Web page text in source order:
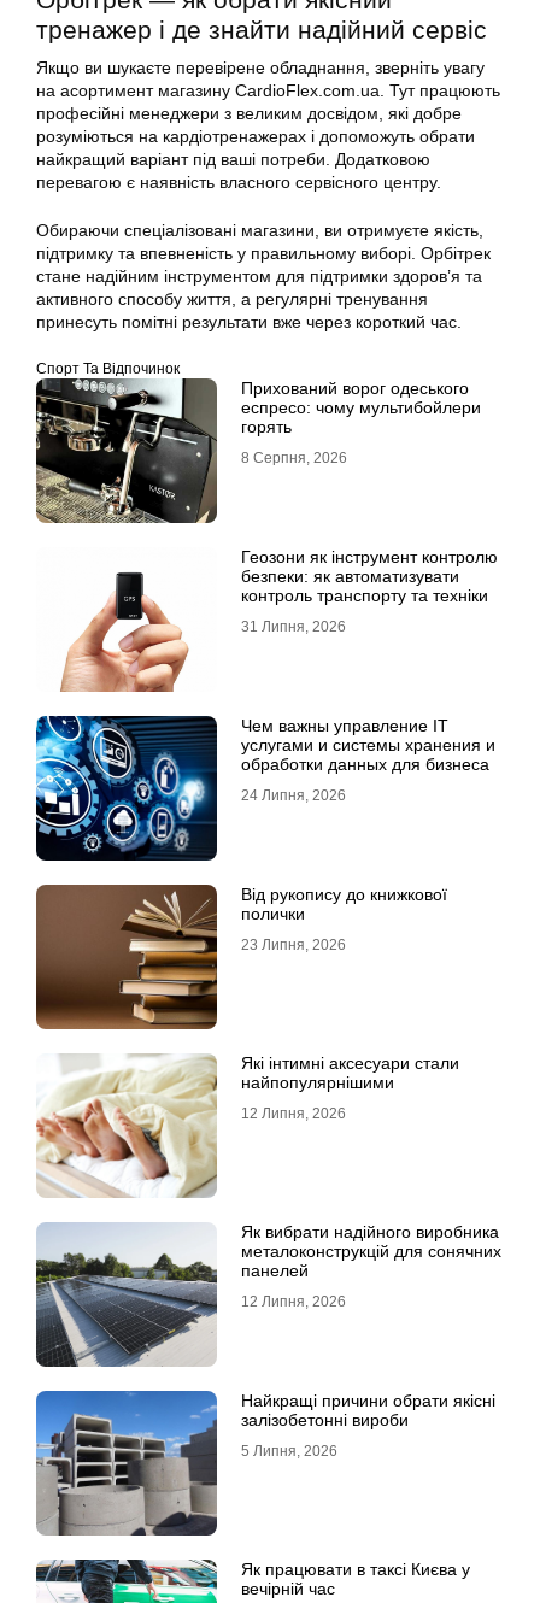
тренажер і де знайти надійний сервіс
Якщо ви шукаєте перевірене обладнання, зверніть увагу
на асортимент магазину CardioFlex.com.ua. Тут працюють
професійні менеджери з великим досвідом, які добре
розуміються на кардіотренажерах і допоможуть обрати
найкращий варіант під ваші потреби. Додатковою
перевагою є наявність власного сервісного центру.
Обираючи спеціалізовані магазини, ви отримуєте якість,
підтримку та впевненість у правильному виборі. Орбітрек
стане надійним інструментом для підтримки здоров’я та
активного способу життя, а регулярні тренування
принесуть помітні результати вже через короткий час.
Спорт Та Відпочинок
Прихований ворог одеського
еспресо: чому мультибойлери
горять
8 Серпня, 2026
Геозони як інструмент контролю
безпеки: як автоматизувати
контроль транспорту та техніки
31 Липня, 2026
Чем важны управление IT
услугами и системы хранения и
обработки данных для бизнеса
24 Липня, 2026
Від рукопису до книжкової
полички
23 Липня, 2026
Які інтимні аксесуари стали
найпопулярнішими
12 Липня, 2026
Як вибрати надійного виробника
металоконструкцій для сонячних
панелей
12 Липня, 2026
Найкращі причини обрати якісні
залізобетонні вироби
5 Липня, 2026
Як працювати в таксі Києва у
вечірній час